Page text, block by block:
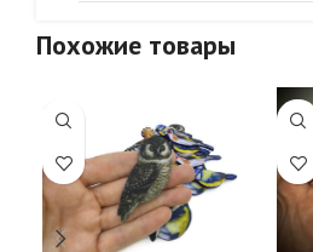
Похожие товары